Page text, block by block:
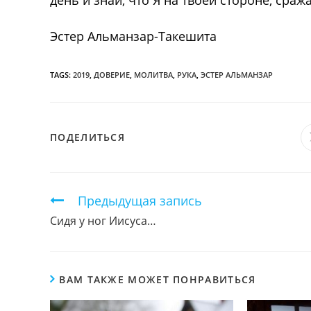
Эстер Альманзар-Такешита
TAGS: 2019, ДОВЕРИЕ, МОЛИТВА, РУКА, ЭСТЕР АЛЬМАНЗАР
ПОДЕЛИТЬСЯ
Продолжить
чтение
Предыдущая запись
Сидя у ног Иисуса…
ВАМ ТАКЖЕ МОЖЕТ ПОНРАВИТЬСЯ